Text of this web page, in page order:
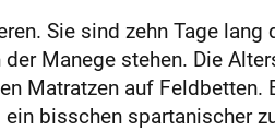
Sie sind zehn Tage lang
Manege stehen. Die
Matratzen auf
bisschen spartanischer